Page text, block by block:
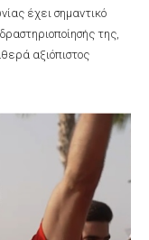
έχει σημαντικό
της,
αξιόπιστος